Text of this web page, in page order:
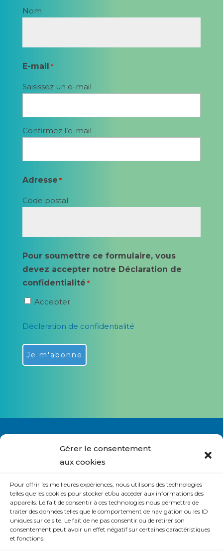
Gérer le consentement
aux cookies
Pour offrir les meilleures expériences, nous utilisons des technologies
telles que les cookies pour stocker et/ou accéder aux informations des
appareils. Le fait de consentir à ces technologies nous permettra de
traiter des données telles que le comportement de navigation ou les ID
uniques sur ce site. Le fait de ne pas consentir ou de retirer son
consentement peut avoir un effet négatif sur certaines caractéristiques
et fonctions.
Nom
E-mail *
Saisissez un e-mail
Confirmez l’e-mail
Adresse *
Code postal
Pour soumettre ce formulaire, vous
devez accepter notre Déclaration de
confidentialité *
Accepter
Déclaration de confidentialité
Nous contacter
S’abonner à la lettre du site
Politique de cookies (UE)
Déclaration de confidentialité (UE)